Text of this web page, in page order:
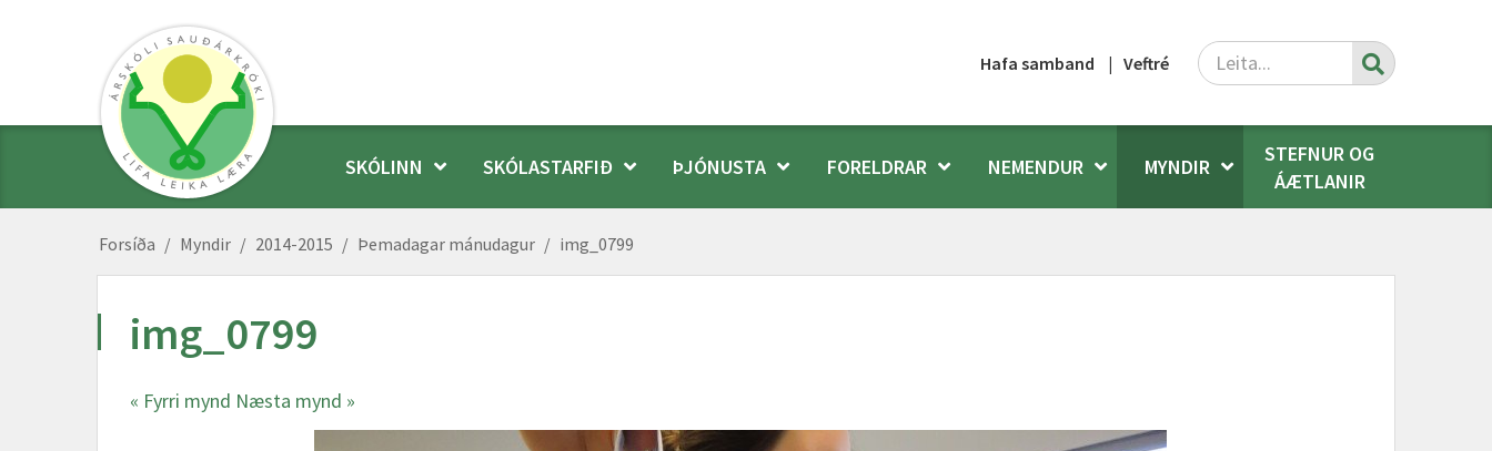
SKÓLINN SKÓLASTARFIÐ ÞJÓNUSTA FORELDRAR NEMENDUR MYNDIR
STEFNUR OG
ÁÆTLANIR
Hafa samband Veftré Leita
Forsíða / Myndir / 2014-2015 / Þemadagar mánudagur / img_0799
img_0799
« Fyrri mynd Næsta mynd »